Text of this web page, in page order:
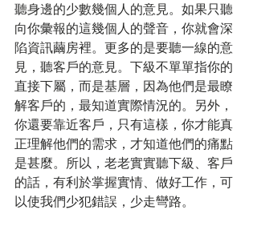
聽身邊的少數幾個人的意見。如果只聽
向你彙報的這幾個人的聲音，你就會深
陷資訊繭房裡。更多的是要聽一線的意
見，聽客戶的意見。下級不單單指你的
直接下屬，而是基層，因為他們是最瞭
解客戶的，最知道實際情況的。另外，
你還要靠近客戶，只有這樣，你才能真
正理解他們的需求，才知道他們的痛點
是甚麼。所以，老老實實聽下級、客戶
的話，有利於掌握實情、做好工作，可
以使我們少犯錯誤，少走彎路。